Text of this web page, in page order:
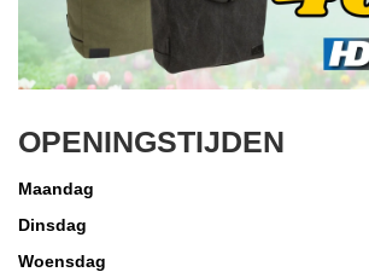
OPENINGSTIJDEN
Maandag
Dinsdag
Woensdag